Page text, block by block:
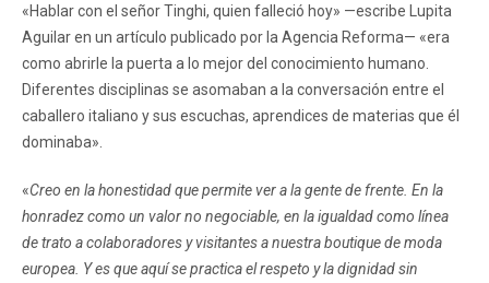
«Hablar con el señor Tinghi, quien falleció hoy» —escribe Lupita
Aguilar en un artículo publicado por la Agencia Reforma— «era
como abrirle la puerta a lo mejor del conocimiento humano.
Diferentes disciplinas se asomaban a la conversación entre el
caballero italiano y sus escuchas, aprendices de materias que él
dominaba».
«Creo en la honestidad que permite ver a la gente de frente. En la
honradez como un valor no negociable, en la igualdad como línea
de trato a colaboradores y visitantes a nuestra boutique de moda
europea. Y es que aquí se practica el respeto y la dignidad sin